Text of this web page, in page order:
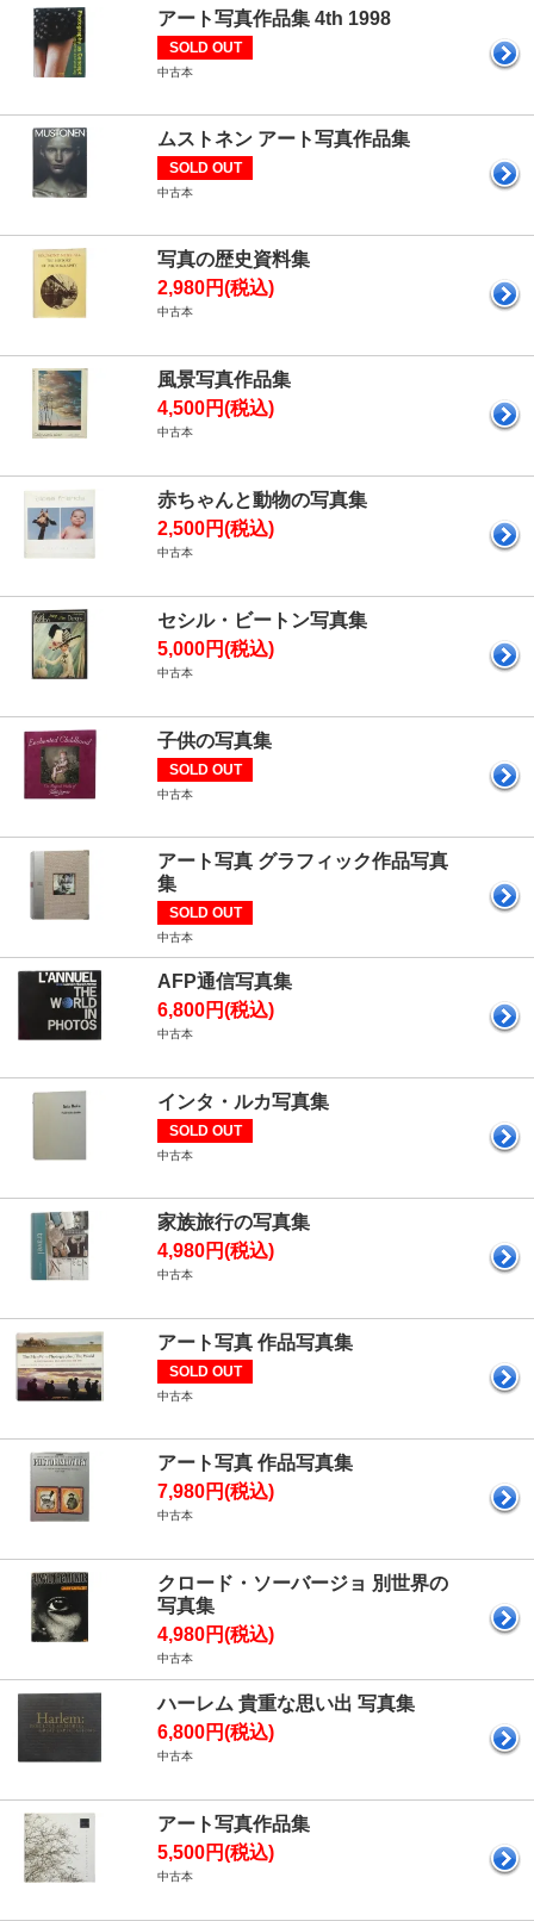
アート写真作品集 4th 1998
SOLD OUT
中古本
ムストネン アート写真作品集
SOLD OUT
中古本
写真の歴史資料集
2,980円(税込)
中古本
風景写真作品集
4,500円(税込)
中古本
赤ちゃんと動物の写真集
2,500円(税込)
中古本
セシル・ビートン写真集
5,000円(税込)
中古本
子供の写真集
SOLD OUT
中古本
アート写真 グラフィック作品写真
集
SOLD OUT
中古本
AFP通信写真集
6,800円(税込)
中古本
インタ・ルカ写真集
SOLD OUT
中古本
家族旅行の写真集
4,980円(税込)
中古本
アート写真 作品写真集
SOLD OUT
中古本
アート写真 作品写真集
7,980円(税込)
中古本
クロード・ソーバージョ 別世界の
写真集
4,980円(税込)
中古本
ハーレム 貴重な思い出 写真集
6,800円(税込)
中古本
アート写真作品集
5,500円(税込)
中古本